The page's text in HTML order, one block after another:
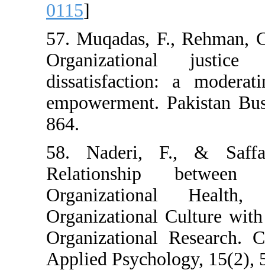
57. Muqadas,
empowerment.
58. Naderi,
Relationship
Organizational
Organizational
Applied